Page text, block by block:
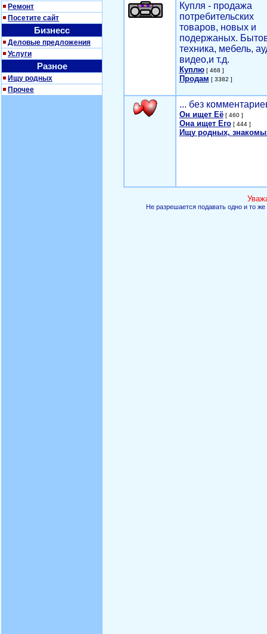
Ремонт
Посетите сайт
Бизнесс
Деловые предложения
Услуги
Разное
Ищу родных
Прочее
Купля - продажа
потребительских
товаров, новых и
подержаных.
техника, мебель,
видео,и т.д.
Куплю[ 468 ]
Продам [ 3382 ]
... без
Он ищет Её[ 460 ]
Она ищет Его[ 444 ]
Ищу родных,
Не разрешается подавать одно и то